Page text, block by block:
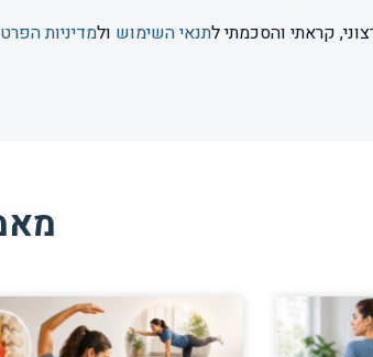
קראתי והסכמתי לתנאי השימוש ולמדיניות